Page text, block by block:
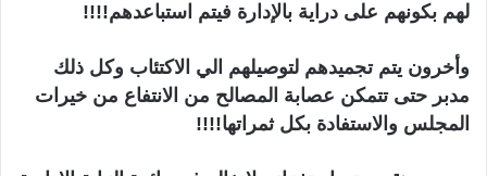
لهم بكونهم على دراية بالإدارة فيتم استباعدهم!!!!
وأخرون يتم تجميدهم لتوصيلهم الي الاكتئاب وكل ذلك
مدبر حتى تتمكن عصابة المصالح من الانتفاع من خيرات
المجلس والاستفادة بكل ثمراتها!!!!